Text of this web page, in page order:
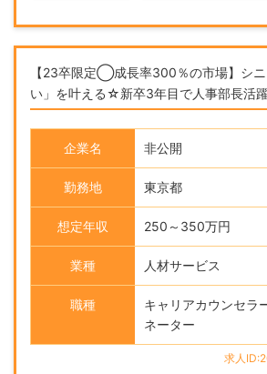
【23卒限定◯成長率300％の市場】シ
い」を叶える☆新卒3年目で人事部長活
企業名 非公開
勤務地 東京都
想定年収 250～350万円
業種 人材サービス
職種
キャリアカウンセラ
ネーター
求人